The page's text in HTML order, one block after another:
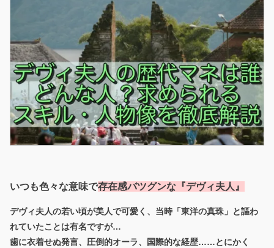
いつも色々な意味で存在感バツグンな『デヴィ夫人』
デヴィ夫人の若い頃が美人で可愛く、当時「東洋の真珠」と謳わ
れていたことは有名ですが…
歯に衣着せぬ発言、圧倒的オーラ、国際的な経歴……とにかく